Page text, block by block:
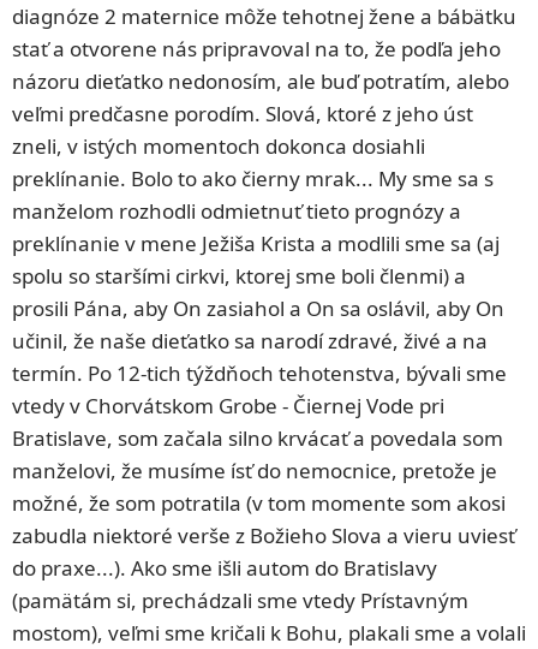
diagnóze 2 maternice môže tehotnej žene a bábätku
stať a otvorene nás pripravoval na to, že podľa jeho
názoru dieťatko nedonosím, ale buď potratím, alebo
veľmi predčasne porodím. Slová, ktoré z jeho úst
zneli, v istých momentoch dokonca dosiahli
preklínanie. Bolo to ako čierny mrak... My sme sa s
manželom rozhodli odmietnuť tieto prognózy a
preklínanie v mene Ježiša Krista a modlili sme sa (aj
spolu so staršími cirkvi, ktorej sme boli členmi) a
prosili Pána, aby On zasiahol a On sa oslávil, aby On
učinil, že naše dieťatko sa narodí zdravé, živé a na
termín. Po 12-tich týždňoch tehotenstva, bývali sme
vtedy v Chorvátskom Grobe - Čiernej Vode pri
Bratislave, som začala silno krvácať a povedala som
manželovi, že musíme ísť do nemocnice, pretože je
možné, že som potratila (v tom momente som akosi
zabudla niektoré verše z Božieho Slova a vieru uviesť
do praxe...). Ako sme išli autom do Bratislavy
(pamätám si, prechádzali sme vtedy Prístavným
mostom), veľmi sme kričali k Bohu, plakali sme a volali